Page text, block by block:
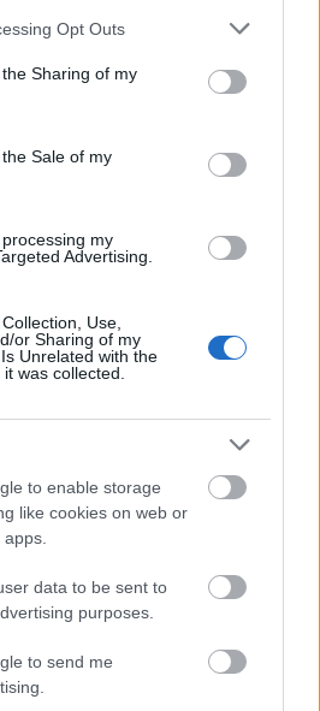
app uses one or more Google
usage behaviour. You may click to
Google and its third-party tags to
purposes in below Google
Opt Outs
Sharing of my
Sale of my
my
Advertising.
Use,
or Sharing of my
Unrelated with the
was collected.
to enable storage
like cookies on web or
data to be sent to
purposes.
to send me
is lépten-nyomon
az istenhitet. Ha kell,
és megrendelnek annak
pénzügyi szakértők
hogy eltussolják a
és a politika minden szintjét
ájtatoskodva meséljenek a
életet élnek a (nyugati)
védelmében.
mozicsatorna a
történő vagyonelszívás miatt
ban is, rohamosan csökkenő
verbuvált
az öntörvényű viszonyok
inkább megfosztódik a
a műveltségtől. A
rájuk ezeket a
a mögötte munkálkodó
akar: ha nem hagytok,
a szent